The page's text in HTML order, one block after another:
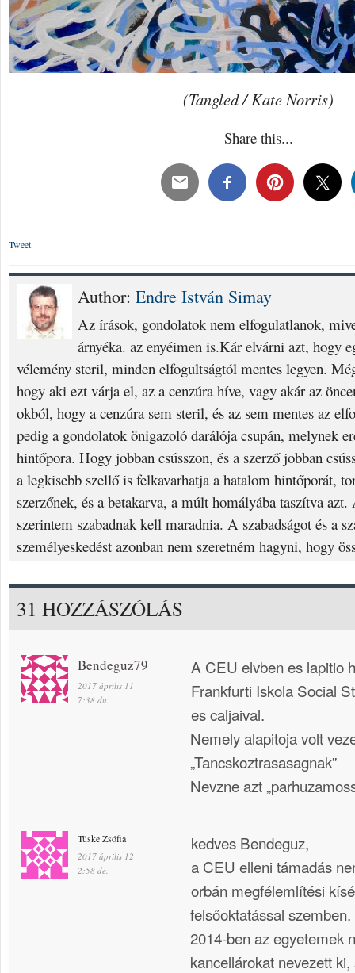
(Tangled / Kate Norris)
Share this...
Tweet
Author: Endre István Simay
Az írások, gondolatok nem elfogulatlanok,
árnyéka. az enyéimen is.Kár elvárni azt, hogy
vélemény steril, minden elfogultságtól mentes legyen.
hogy aki ezt várja el, az a cenzúra híve, vagy akár az
okból, hogy a cenzúra sem steril, és az sem mentes az
pedig a gondolatok önigazoló darálója csupán, melynek
hintőpora. Hogy jobban csússzon, és a szerző jobban
a legkisebb szellő is felkavarhatja a hatalom hintőporát,
szerzőnek, és a betakarva, a múlt homályába taszítva
szerintem szabadnak kell maradnia. A szabadságot és a
személyeskedést azonban nem szeretném hagyni, hogy
31 HOZZÁSZÓLÁS
Bendeguz79
2017 április 11
7:38 du.
A CEU elvben es lapitio
Frankfurti Iskola Social
es caljaival.
Nemely alapitoja volt
„Tancskoztrasasagnak”
Nevzne azt
Tüske Zsófia
2017 április 12
2:58 de.
kedves Bendeguz,
a CEU elleni támadás
orbán megfélemlítési
felsőoktatással szemben.
2014-ben az egyetemek
kancellárokat nevezett